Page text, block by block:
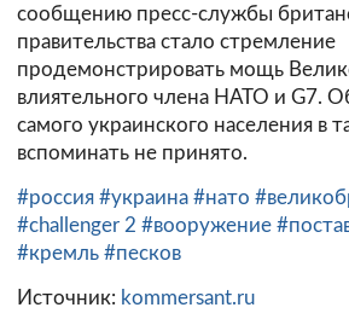
сообщению пресс-службы
правительства стало стремление
продемонстрировать мощь
влиятельного члена НАТО и G7.
самого украинского населения в
вспоминать не принято.
#россия #украина #нато
#challenger 2 #вооружение
#кремль #песков
Источник: kommersant.ru